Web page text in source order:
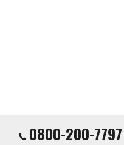
0800-200-7797